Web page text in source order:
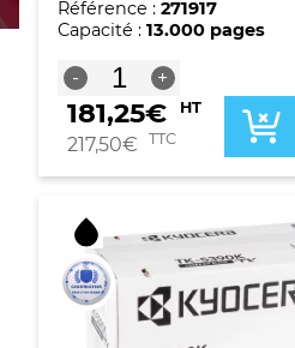
Référence : 271917
Capacité : 13.000 pages
-
quantité
de
Cartouche
de
original
Kyocera
TK5390
-
1T02Z1ANL0/TK5390Y
+
181,25€ HT
217,50€ TTC